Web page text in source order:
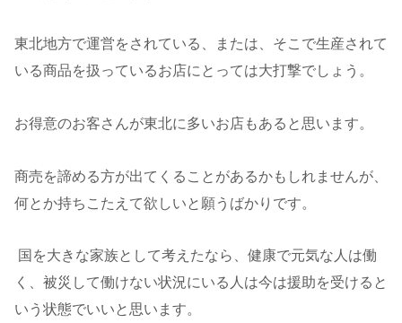
東北地方で運営をされている、または、そこで生産されて
いる商品を扱っているお店にとっては大打撃でしょう。
お得意のお客さんが東北に多いお店もあると思います。
商売を諦める方が出てくることがあるかもしれませんが、
何とか持ちこたえて欲しいと願うばかりです。
国を大きな家族として考えたなら、健康で元気な人は働
く、被災して働けない状況にいる人は今は援助を受けると
いう状態でいいと思います。